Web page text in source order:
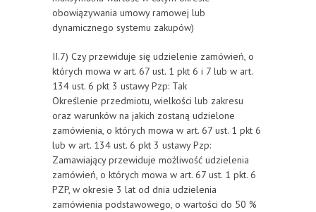
obowiązywania umowy ramowej lub
dynamicznego systemu zakupów)
II.7) Czy przewiduje się udzielenie zamówień, o
których mowa w art. 67 ust. 1 pkt 6 i 7 lub w art.
134 ust. 6 pkt 3 ustawy Pzp: Tak
Określenie przedmiotu, wielkości lub zakresu
oraz warunków na jakich zostaną udzielone
zamówienia, o których mowa w art. 67 ust. 1 pkt 6
lub w art. 134 ust. 6 pkt 3 ustawy Pzp:
Zamawiający przewiduje możliwość udzielenia
zamówień, o których mowa w art. 67 ust. 1 pkt. 6
PZP, w okresie 3 lat od dnia udzielenia
zamówienia podstawowego, o wartości do 50 %